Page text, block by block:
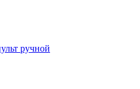
ручной